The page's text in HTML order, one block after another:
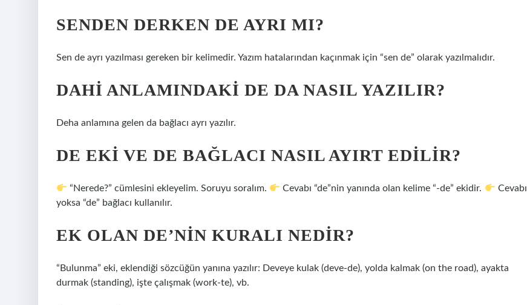
SENDEN DERKEN DE AYRI MI?
Sen de ayrı yazılması gereken bir kelimedir. Yazım hatalarından kaçınmak için “sen de” olarak yazılmalıdır.
DAHI ANLAMINDAKI DE DA NASIL YAZILIR?
Deha anlamına gelen da bağlacı ayrı yazılır.
DE EKI VE DE BAĞLACI NASIL AYIRT EDILIR?
“Nerede?” cümlesini ekleyelim. Soruyu soralım. Cevabı “de”nin yanında olan kelime “-de” ekidir.
Cevabı
yoksa “de” bağlacı kullanılır.
EK OLAN DE’NIN KURALI NEDIR?
“Bulunma” eki, eklendiği sözcüğün yanına yazılır: Deveye kulak (deve-de), yolda kalmak (on the road), ayakta
durmak (standing), işte çalışmak (work-te), vb.